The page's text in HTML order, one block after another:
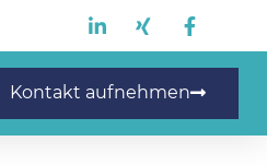
Kontakt aufnehmen
w/d)